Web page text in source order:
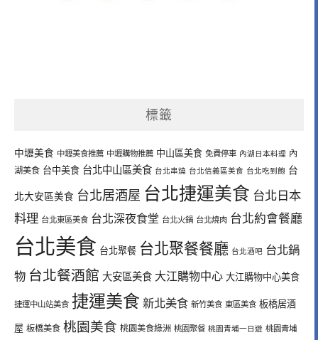
標籤
中壢美食 中壢美食推薦 中壢購物推薦 中山區美食 免費停車 內湖日本料理 內
湖美食 台中美食 台北中山區美食 台北串燒 台北信義區美食 台北吃到飽 台
北大安區美食 台北居酒屋 台北捷運美食 台北日本
料理 台北東區美食 台北深夜食堂 台北火鍋 台北燒肉 台北約會餐廳
台北美食 台北聚餐 台北聚餐餐廳 台北酒吧 台北鍋
物 台北餐酒館 大安區美食 大江購物中心 大江購物中心美食
捷運中山站美食 捷運美食 新北美食 新竹美食 東區美食 板橋居酒
屋 板橋美食 桃園美食 桃園美食綠洲 桃園聚餐 桃園青埔一日遊 桃園青埔